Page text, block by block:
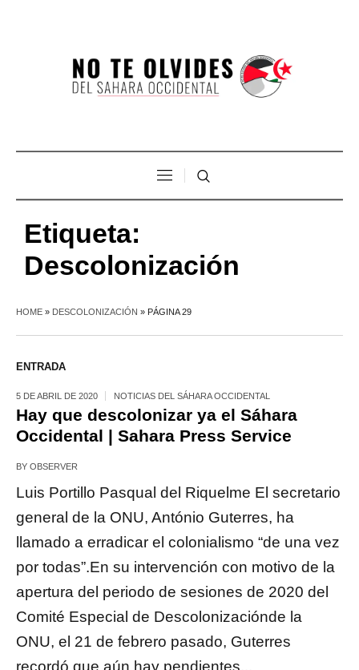
Etiqueta:
Descolonización
HOME » DESCOLONIZACIÓN » PÁGINA 29
ENTRADA
5 DE ABRIL DE 2020 NOTICIAS DEL SÁHARA OCCIDENTAL
Hay que descolonizar ya el Sáhara
Occidental | Sahara Press Service
BY OBSERVER
Luis Portillo Pasqual del Riquelme El secretario
general de la ONU, António Guterres, ha
llamado a erradicar el colonialismo “de una vez
por todas”.En su intervención con motivo de la
apertura del periodo de sesiones de 2020 del
Comité Especial de Descolonizaciónde la
ONU, el 21 de febrero pasado, Guterres
recordó que aún hay pendientes...